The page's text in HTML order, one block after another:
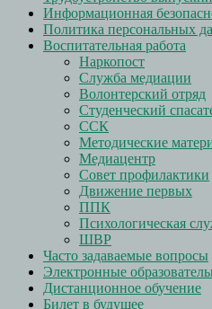
Информационная
Политика персональных
Воспитательная работа
Наркопост
Служба медиации
Волонтерский отряд
Студенческий
ССК
Методические
Медиацентр
Совет профилактики
Движение первых
ППК
Психологическая
ШВР
Часто задаваемые вопросы
Электронные
Дистанционное обучение
Билет в будущее